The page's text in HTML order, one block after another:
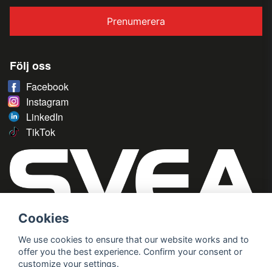
Prenumerera
Följ oss
Facebook
Instagram
LinkedIn
TikTok
Cookies
We use cookies to ensure that our website works and to
offer you the best experience. Confirm your consent or
customize your settings.